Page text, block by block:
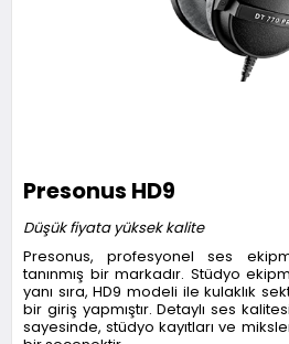
Presonus HD9
Düşük fiyata yüksek kalite
Presonus, profesyonel ses
tanınmış bir markadır. Stüdyo
yanı sıra, HD9 modeli ile kulaklık
bir giriş yapmıştır. Detaylı ses
sayesinde, stüdyo kayıtları ve